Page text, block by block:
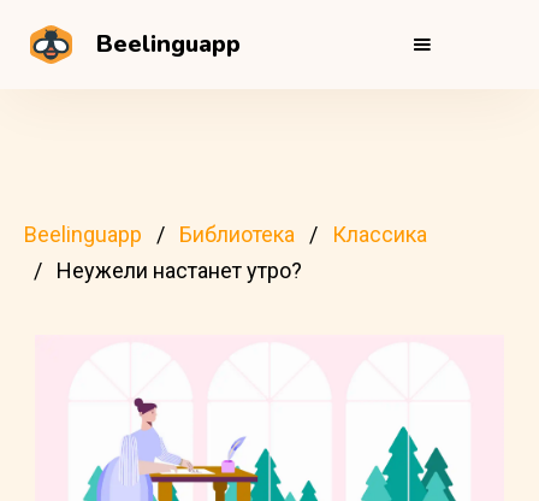
Beelinguapp
Beelinguapp Библиотека
Классика
Неужели настанет утро?